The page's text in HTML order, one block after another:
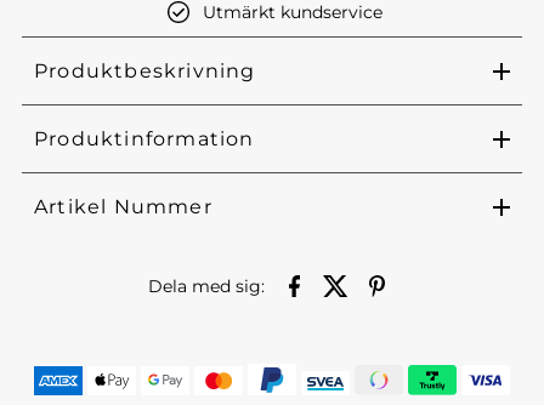
Utmärkt kundservice
Produktbeskrivning
Produktinformation
Artikel Nummer
Dela med sig: